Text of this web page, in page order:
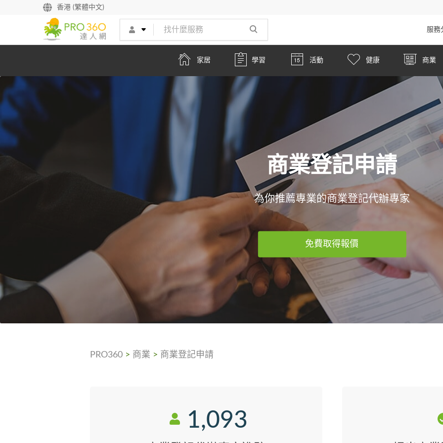
香港 (繁體中文)
服務
找專家 買服務
家居 學習 活動 健康 商業
商業登記申請
為你推薦專業的商業登記代辦專家
免費取得報價
PRO360> 商業 > 商業登記申請
1,093